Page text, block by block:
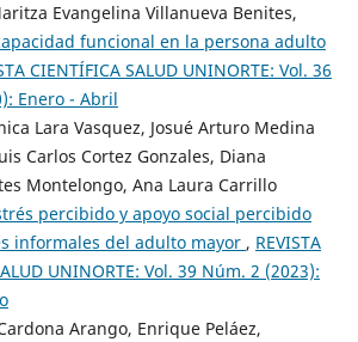
Evangelina Villanueva Benites,
funcional en la persona adulto
CIENTÍFICA SALUD UNINORTE: Vol. 36
Enero - Abril
Lara Vasquez, Josué Arturo Medina
Carlos Cortez Gonzales, Diana
Montelongo, Ana Laura Carrillo
percibido y apoyo social percibido
informales del adulto mayor , REVISTA
UNINORTE: Vol. 39 Núm. 2 (2023):
Arango, Enrique Peláez,